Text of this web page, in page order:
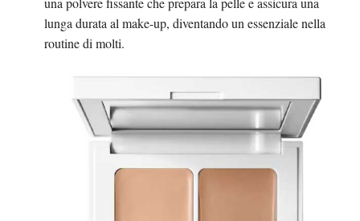
lunga durata al make-up, diventando un essenziale nella
routine di molti.